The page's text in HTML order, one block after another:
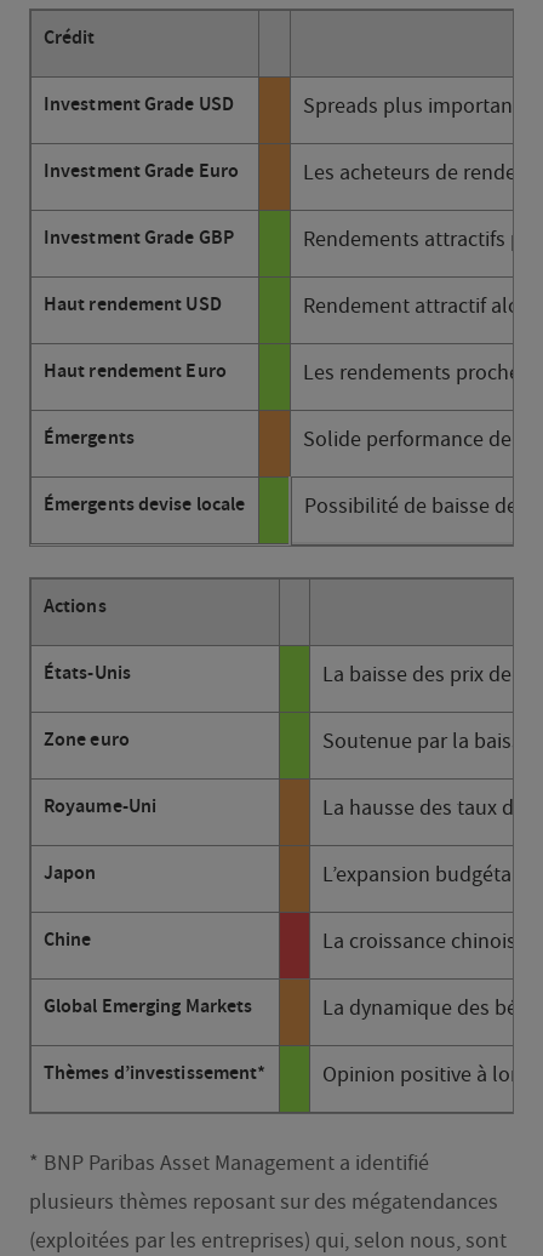
Crédit
Investment Grade USD Spreads plus importants
Investment Grade Euro Les acheteurs de
Investment Grade GBP Rendements attractifs
Haut rendement USD Rendement attractif
Haut rendement Euro Les rendements proches
Émergents Solide performance
Émergents devise locale Possibilité de baisse des
Actions
États-Unis La baisse des prix de
Zone euro Soutenue par la baisse
Royaume-Uni La hausse des taux
Japon L’expansion
Chine La croissance chinoise
Global Emerging Markets La dynamique des
Thèmes d’investissement* Opinion positive à long
* BNP Paribas Asset Management a identifié
plusieurs thèmes reposant sur des mégatendances
(exploitées par les entreprises) qui, selon nous, sont